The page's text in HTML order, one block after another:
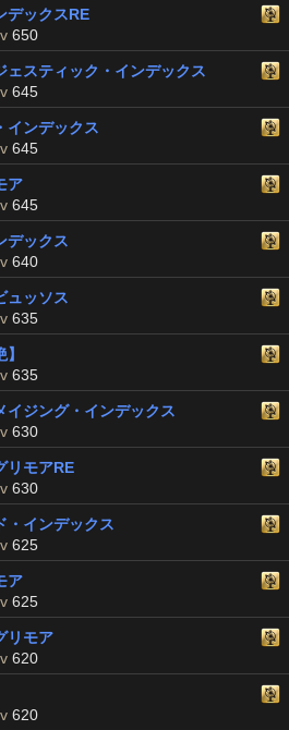
デックスRE
650
ェスティック・インデックス
645
インデックス
645
ア
645
デックス
640
ュッソス
635
635
イジング・インデックス
630
リモアRE
630
・インデックス
625
ア
625
リモア
620
620